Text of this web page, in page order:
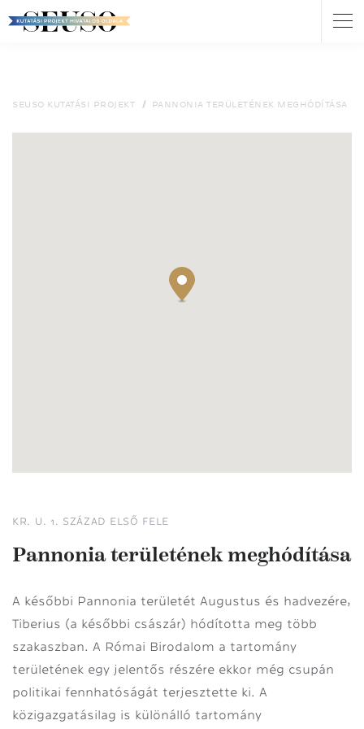
SEUSO KUTATÁSI PROJEKT PANNONIA TERÜLETÉNEK MEGHÓDÍTÁSA
KR. U. 1. SZÁZAD ELSŐ FELE
Pannonia területének meghódítása
A későbbi Pannonia területét Augustus és hadvezére,
Tiberius (a későbbi császár) hódította meg több
szakaszban. A Római Birodalom a tartomány
területének egy jelentős részére ekkor még csupán
politikai fennhatóságát terjesztette ki. A
közigazgatásilag is különálló tartomány